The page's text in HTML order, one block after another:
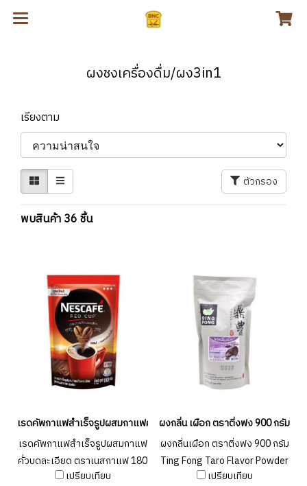
ผงชงเครื่องดื่ม/ผง3in1
เรียงตาม
ตัวกรอง
พบสินค้า 36 ชิ้น
เรดคัพกาแฟสำเร็จรูปผสมกาแฟคั่วบดละเอียด ตราเนสกาแฟ 180 กรัม
เรดคัพกาแฟสำเร็จรูปผสมกาแฟ
คั่วบดละเอียด ตราเนสกาแฟ 180
กรัม NESCAFE RED CUP 180 g
เปรียบเทียบ
ผงกลิ่น เผือก ตราติ่งฟง 900 กรัม
ผงกลิ่นเผือก ตราติ่งฟง 900 กรัม
Ting Fong Taro Flavor Powder
900g. (ยกลัง 20 ชิ้น )
เปรียบเทียบ